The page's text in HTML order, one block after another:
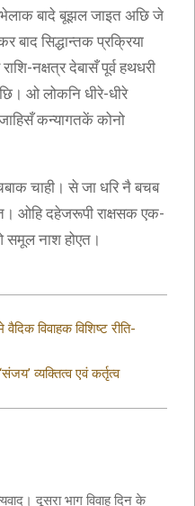
बादे बूझल जाइत अछि जे
बाद सिद्धान्तक प्रक्रिया
नक्षत्र देबासँ पूर्व हथधरी
ओ लोकनि धीरे-धीरे
कन्यागतकें कोनो
चाही। से जा धरि नै बचब
ओहि दहेजरूपी राक्षसक एक-
समूल नाश होएत।
वैदिक विवाहक विशिष्ट रीति-
व्यक्तित्व एवं कर्तृत्व
दूसरा भाग विवाह दिन के